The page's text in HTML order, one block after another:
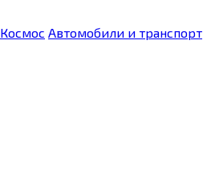
Космос Автомобили и транспорт